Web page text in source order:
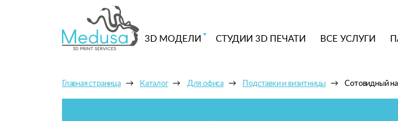
3D МОДЕЛИ СТУДИИ 3D ПЕЧАТИ ВСЕ УСЛУГИ
Главная страница Каталог Для офиса Подставки и визитницы Сотовидный